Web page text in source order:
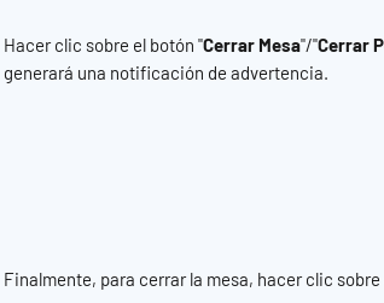
Hacer clic sobre el botón "Cerrar Mesa"/"Cerrar
generará una notificación de advertencia.
Finalmente, para cerrar la mesa, hacer clic sobre